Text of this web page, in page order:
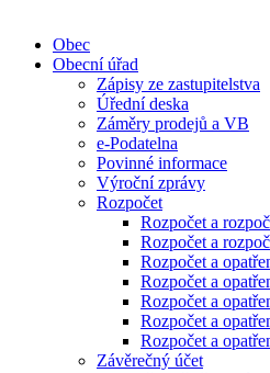
Obec
Obecní úřad
Zápisy ze zastupitelstva
Úřední deska
Záměry prodejů a VB
e-Podatelna
Povinné informace
Výroční zprávy
Rozpočet
Rozpočet a
Rozpočet a
Rozpočet a
Rozpočet a
Rozpočet a
Rozpočet a
Rozpočet a
Závěrečný účet